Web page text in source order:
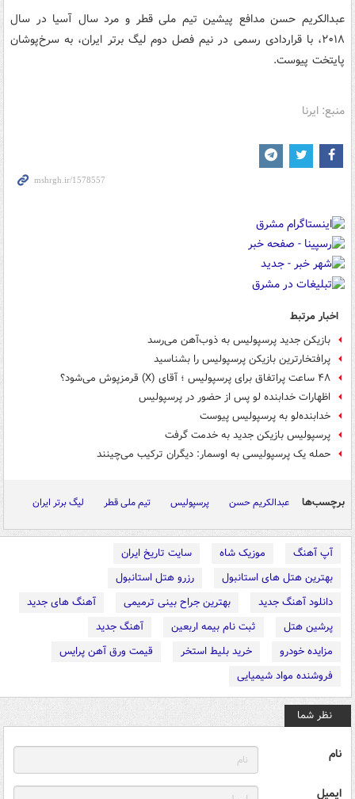
عبدالکریم حسن مدافع پیشین تیم ملی قطر و مرد سال آسیا در سال
۲۰۱۸، با قراردادی رسمی در نیم فصل دوم لیگ برتر ایران، به سرخ‌پوشان
پایتخت پیوست.
منبع: ایرنا
اخبار مرتبط
بازیکن جدید پرسپولیس به ذوب‌آهن می‌رسد
پرافتخارترین بازیکن پرسپولیس را بشناسید
۴۸ ساعت پراتفاق برای پرسپولیس ؛ آقای (X) قرمزپوش می‌شود؟
اظهارات خدابنده لو پس از حضور در پرسپولیس
خدابنده‌لو به پرسپولیس پیوست
پرسپولیس بازیکن جدید به خدمت گرفت
حمله یک پرسپولیسی به اوسمار: دیگران ترکیب می‌چینند
برچسب‌ها عبدالکریم حسن پرسپولیس تیم ملی قطر لیگ برتر ایران
آپ آهنگ موزیک شاه
سایت تاریخ ایران
بهترین هتل های استانبول
رزرو هتل استانبول
دانلود آهنگ جدید
بهترین جراح بینی ترمیمی
آهنگ های جدید
پرشین هتل
ثبت نام بیمه اربعین
آهنگ جدید
مزایده خودرو
خرید بلیط استخر
قیمت ورق آهن پرایس
فروشنده مواد شیمیایی
نظر شما
نام
ایمیل